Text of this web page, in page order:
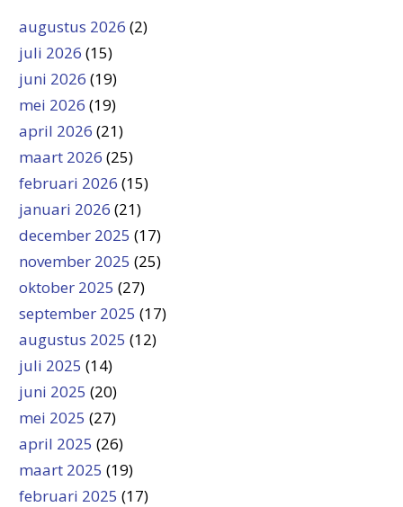
augustus 2026 (2)
juli 2026 (15)
juni 2026 (19)
mei 2026 (19)
april 2026 (21)
maart 2026 (25)
februari 2026 (15)
januari 2026 (21)
december 2025 (17)
november 2025 (25)
oktober 2025 (27)
september 2025 (17)
augustus 2025 (12)
juli 2025 (14)
juni 2025 (20)
mei 2025 (27)
april 2025 (26)
maart 2025 (19)
februari 2025 (17)